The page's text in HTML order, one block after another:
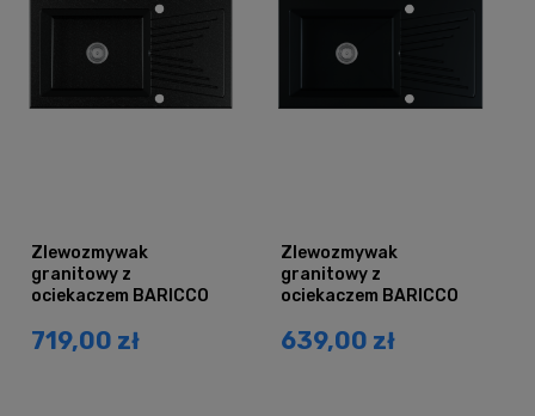
Zlewozmywak
granitowy z
ociekaczem BARICCO
719,00 zł
Zlewozmywak
granitowy z
ociekaczem BARICCO
639,00 zł